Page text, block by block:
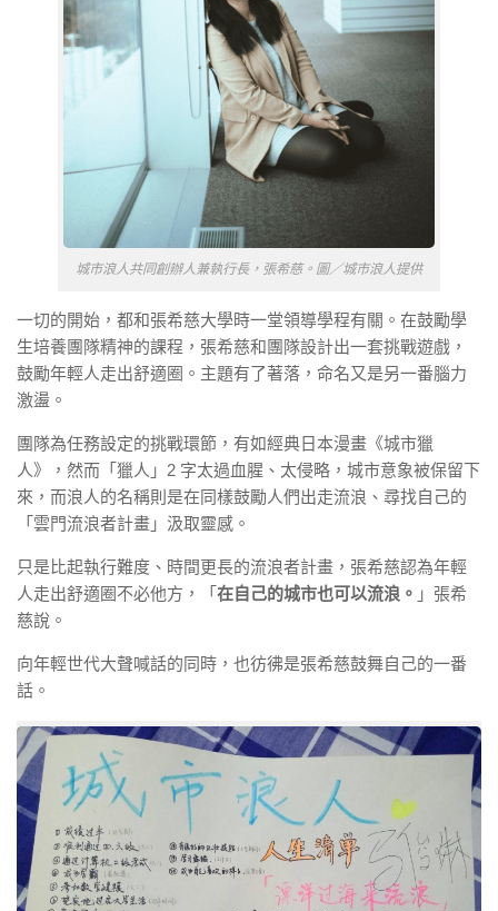
城市浪人共同創辦人兼執行長，張希慈。圖／城市浪人提供
一切的開始，都和張希慈大學時一堂領導學程有關。在鼓勵學
生培養團隊精神的課程，張希慈和團隊設計出一套挑戰遊戲，
鼓勵年輕人走出舒適圈。主題有了著落，命名又是另一番腦力
激盪。
團隊為任務設定的挑戰環節，有如經典日本漫畫《城市獵
人》，然而「獵人」2 字太過血腥、太侵略，城市意象被保留下
來，而浪人的名稱則是在同樣鼓勵人們出走流浪、尋找自己的
「雲門流浪者計畫」汲取靈感。
只是比起執行難度、時間更長的流浪者計畫，張希慈認為年輕
人走出舒適圈不必他方，「 在自己的城市也可以流浪。 」張希
慈說。
向年輕世代大聲喊話的同時，也彷彿是張希慈鼓舞自己的一番
話。